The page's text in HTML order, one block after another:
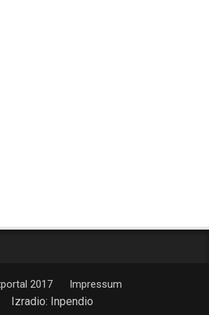
2017 Impressum
Izradio: Inpendio